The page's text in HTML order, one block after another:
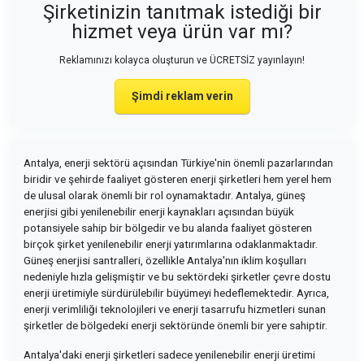
Şirketinizin tanıtmak istediği bir
hizmet veya ürün var mı?
Reklamınızı kolayca oluşturun ve ÜCRETSİZ yayınlayın!
Şimdi reklam verin
Antalya, enerji sektörü açısından Türkiye'nin önemli pazarlarından
biridir ve şehirde faaliyet gösteren enerji şirketleri hem yerel hem
de ulusal olarak önemli bir rol oynamaktadır. Antalya, güneş
enerjisi gibi yenilenebilir enerji kaynakları açısından büyük
potansiyele sahip bir bölgedir ve bu alanda faaliyet gösteren
birçok şirket yenilenebilir enerji yatırımlarına odaklanmaktadır.
Güneş enerjisi santralleri, özellikle Antalya'nın iklim koşulları
nedeniyle hızla gelişmiştir ve bu sektördeki şirketler çevre dostu
enerji üretimiyle sürdürülebilir büyümeyi hedeflemektedir. Ayrıca,
enerji verimliliği teknolojileri ve enerji tasarrufu hizmetleri sunan
şirketler de bölgedeki enerji sektöründe önemli bir yere sahiptir.
Antalya'daki enerji şirketleri sadece yenilenebilir enerji üretimi